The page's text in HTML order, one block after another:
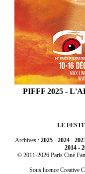
PIFFF 2025 -
LE
Archives : 2025- 2024-
2014 -
© 2011-2026 Paris Ciné
Sous licence Creative